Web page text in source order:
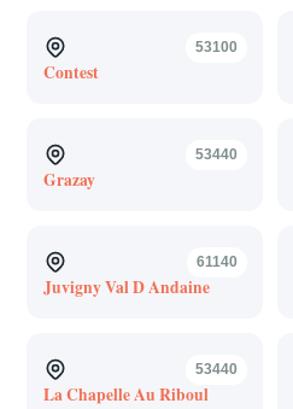
53100
Contest
53440
Grazay
61140
Juvigny Val D Andaine
53440
La Chapelle Au Riboul